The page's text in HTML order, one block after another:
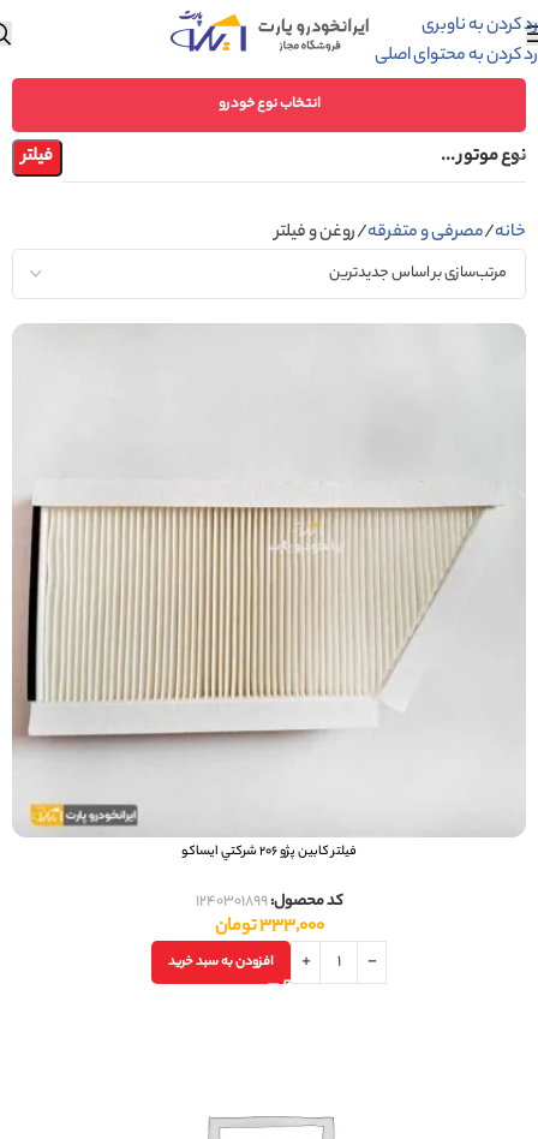
رد کردن به ناوبری
رد کردن به محتوای اصلی
انتخاب نوع خودرو
نوع موتور ... فیلتر
خانه مصرفی و متفرقه روغن و فیلتر
فیلتر کابین پژو 206 شرکتي ایساکو
کد محصول:1240301899
333,000تومان
افزودن به سبد خرید